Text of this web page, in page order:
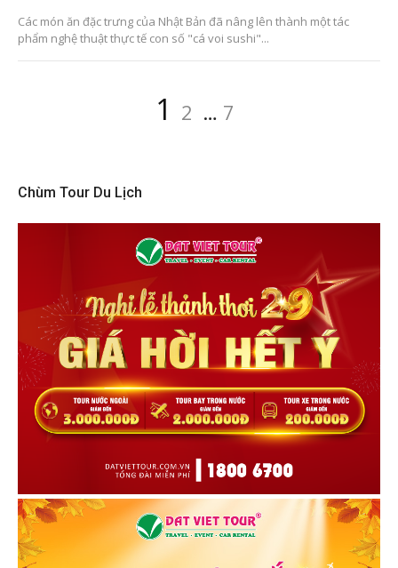
Các món ăn đặc trưng của Nhật Bản đã nâng lên thành một tác
phẩm nghệ thuật thực tế con số "cá voi sushi"...
viết
Page
1 Page
2 … Page
7
Chùm Tour Du Lịch